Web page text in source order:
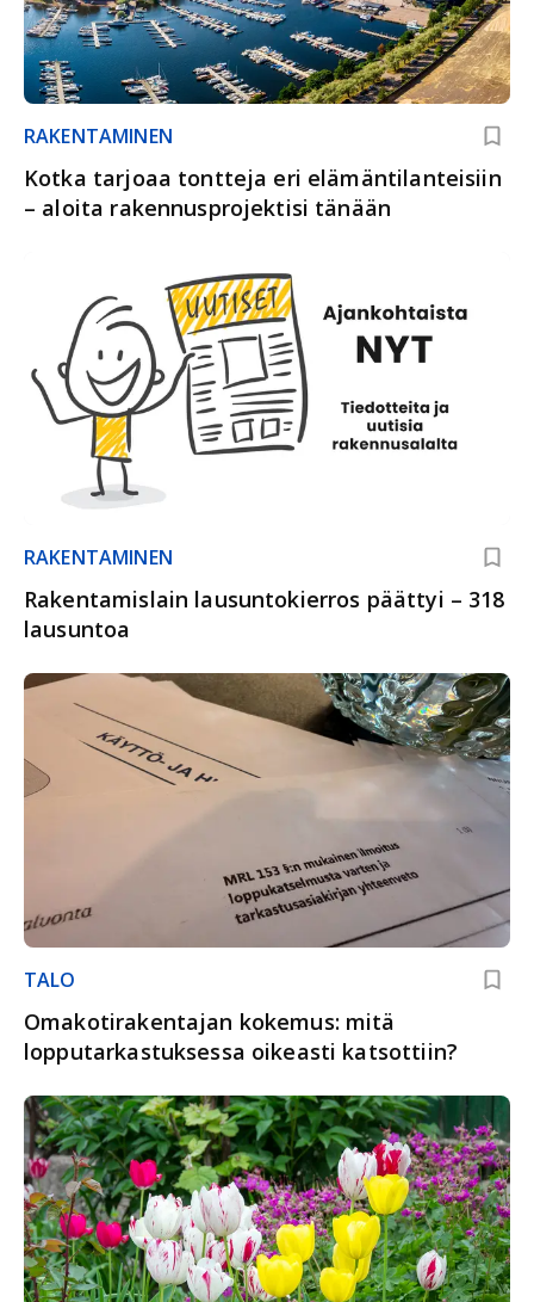
RAKENTAMINEN
Kotka tarjoaa tontteja eri elämäntilanteisiin
– aloita rakennusprojektisi tänään
RAKENTAMINEN
Rakentamislain lausuntokierros päättyi – 318
lausuntoa
TALO
Omakotirakentajan kokemus: mitä
lopputarkastuksessa oikeasti katsottiin?